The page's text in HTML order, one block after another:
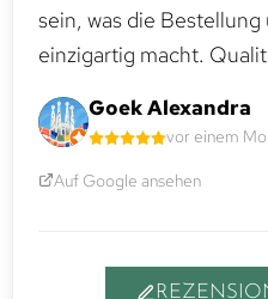
sein, was die
einzigartig macht.
Goek Alexandra
vor einem
Auf Google ansehen